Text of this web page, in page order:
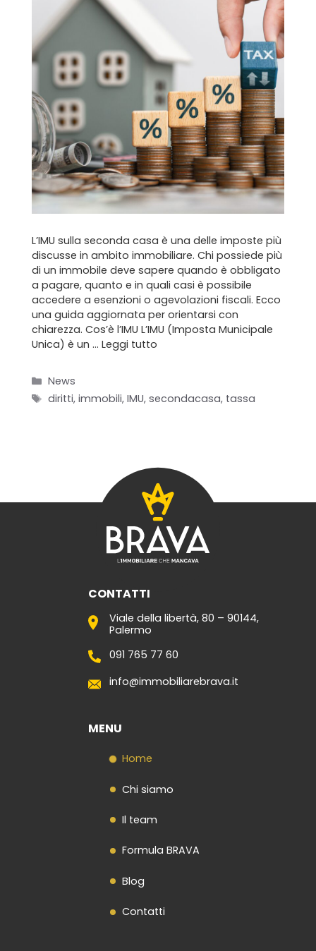
Home
Chi siamo
Il team
Formula BRAVA
Servizi per i clienti
I nostri immobili
Blog
Contatti
L’IMU sulla seconda casa è una delle imposte più
discusse in ambito immobiliare. Chi possiede più
di un immobile deve sapere quando è obbligato
a pagare, quanto e in quali casi è possibile
accedere a esenzioni o agevolazioni fiscali. Ecco
una guida aggiornata per orientarsi con
chiarezza. Cos’è l’IMU L’IMU (Imposta Municipale
Unica) è un … Leggi tutto
Categorie
News
Tag
diritti,immobili,IMU,secondacasa, tassa
CONTATTI
Viale della libertà, 80 – 90144,
Palermo
091 765 77 60
info@immobiliarebrava.it
MENU
Home
Chi siamo
Il team
Formula BRAVA
Blog
Contatti